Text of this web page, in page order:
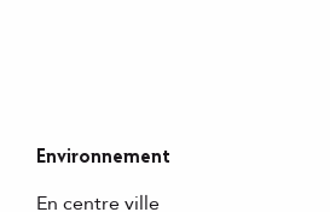
Environnement
Environnement
En centre ville